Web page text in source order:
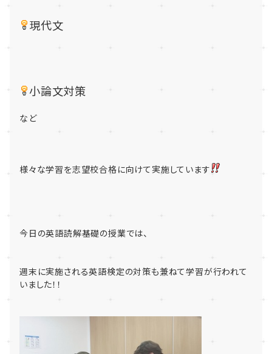
現代文
小論文対策
など
様々な学習を志望校合格に向けて実施しています
今日の英語読解基礎の授業では、
週末に実施される英語検定の対策も兼ねて学習が行われて
いました！！